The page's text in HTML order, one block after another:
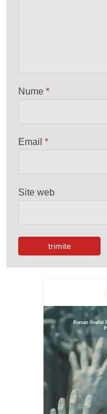
Nume*
Email*
Site web